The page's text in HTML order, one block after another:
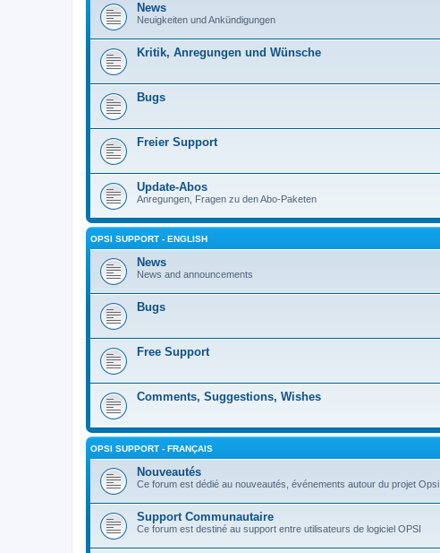
News
Neuigkeiten und Ankündigungen
Kritik, Anregungen und Wünsche
Bugs
Freier Support
Update-Abos
Anregungen, Fragen zu den Abo-Paketen
OPSI SUPPORT - ENGLISH
News
News and announcements
Bugs
Free Support
Comments, Suggestions, Wishes
OPSI SUPPORT - FRANÇAIS
Nouveautés
Ce forum est dédié au nouveautés, événements autour du projet Opsi
Support Communautaire
Ce forum est destiné au support entre utilisateurs de logiciel OPSI